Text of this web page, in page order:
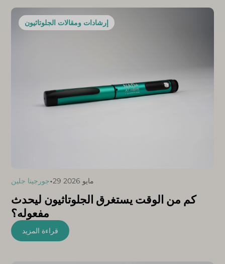
إرشادات ومقالات الجلوتاثيون
جورجينا جلين• 29 مايو 2026
كم من الوقت يستغرق الجلوتاثيون ليحدث
مفعوله؟
قراءة المزيد